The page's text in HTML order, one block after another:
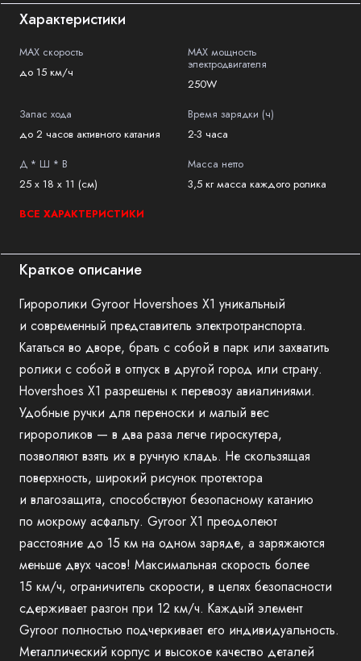
Характеристики
MAX скорость
до 15 км/ч
MAX мощность
электродвигателя
250W
Запас хода
до 2 часов активного катания
Время зарядки (ч)
2-3 часа
Д * Ш * В
25 x 18 x 11 (см)
Масса нетто
3,5 кг масса каждого ролика
ВСЕ ХАРАКТЕРИСТИКИ
Краткое описание
Гироролики Gyroor Hovershoes X1 уникальный
и современный представитель электротранспорта.
Кататься во дворе, брать с собой в парк или захватить
ролики с собой в отпуск в другой город или страну.
Hovershoes X1 разрешены к перевозу авиалиниями.
Удобные ручки для переноски и малый вес
гиророликов — в два раза легче гироскутера,
позволяют взять их в ручную кладь. Не скользящая
поверхность, широкий рисунок протектора
и влагозащита, способствуют безопасному катанию
по мокрому асфальту. Gyroor X1 преодолеют
расстояние до 15 км на одном заряде, а заряжаются
меньше двух часов! Максимальная скорость более
15 км/ч, ограничитель скорости, в целях безопасности
сдерживает разгон при 12 км/ч. Каждый элемент
Gyroor полностью подчеркивает его индивидуальность.
Металлический корпус и высокое качество деталей